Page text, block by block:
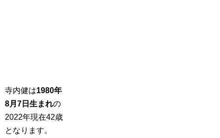
寺内健は1980年
8月7日生まれの
2022年現在42歳
となります。